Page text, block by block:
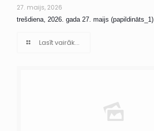
27. maijs, 2026
trešdiena, 2026. gada 27. maijs (papildināts_1)
Lasīt vairāk...